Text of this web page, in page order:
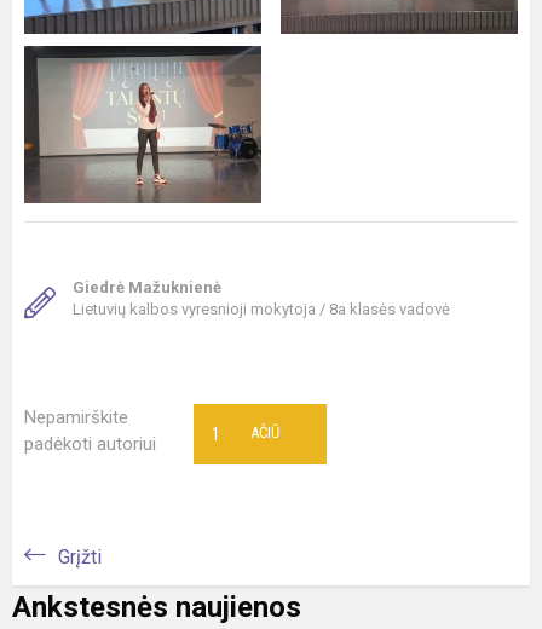
Giedrė Mažuknienė
Lietuvių kalbos vyresnioji mokytoja / 8a klasės vadovė
Nepamirškite
padėkoti autoriui
AČIŪ
1
Grįžti
Ankstesnės naujienos